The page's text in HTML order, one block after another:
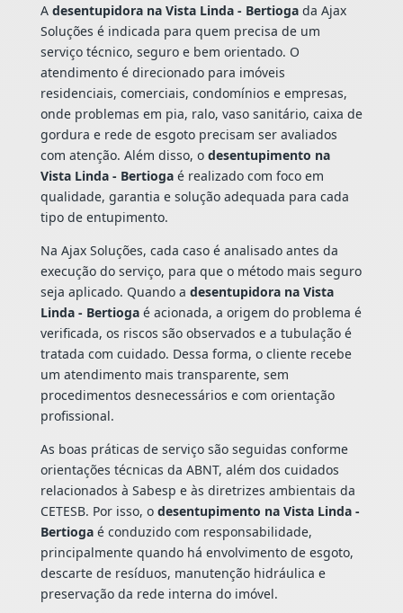
A desentupidora na Vista Linda - Bertiogada Ajax
Soluções é indicada para quem precisa de um
serviço técnico, seguro e bem orientado. O
atendimento é direcionado para imóveis
residenciais, comerciais, condomínios e empresas,
onde problemas em pia, ralo, vaso sanitário, caixa de
gordura e rede de esgoto precisam ser avaliados
com atenção. Além disso, o desentupimento na
Vista Linda - Bertiogaé realizado com foco em
qualidade, garantia e solução adequada para cada
tipo de entupimento.
Na Ajax Soluções, cada caso é analisado antes da
execução do serviço, para que o método mais seguro
seja aplicado. Quando a desentupidora na Vista
Linda - Bertiogaé acionada, a origem do problema é
verificada, os riscos são observados e a tubulação é
tratada com cuidado. Dessa forma, o cliente recebe
um atendimento mais transparente, sem
procedimentos desnecessários e com orientação
profissional.
As boas práticas de serviço são seguidas conforme
orientações técnicas da ABNT, além dos cuidados
relacionados à Sabesp e às diretrizes ambientais da
CETESB. Por isso, o desentupimento na Vista Linda -
Bertiogaé conduzido com responsabilidade,
principalmente quando há envolvimento de esgoto,
descarte de resíduos, manutenção hidráulica e
preservação da rede interna do imóvel.